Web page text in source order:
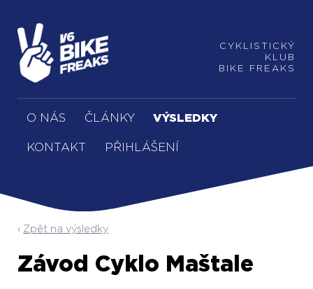
CYKLISTICKÝ
KLUB
BIKE FREAKS
O NÁS ČLÁNKY VÝSLEDKY
KONTAKT PŘIHLÁŠENÍ
Zpět na výsledky
Závod Cyklo Maštale